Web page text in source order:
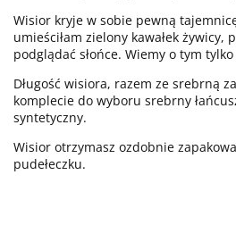
Wisior kryje w sobie pewną
umieściłam zielony kawałek żywicy,
podglądać słońce. Wiemy o tym
Długość wisiora, razem ze srebrną
komplecie do wyboru srebrny
syntetyczny.
Wisior otrzymasz ozdobnie
pudełeczku.